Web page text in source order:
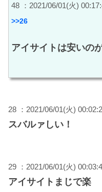
48 ：2021/06/01(火)
>>26
アイサイトは安いの
28 ：2021/06/01(火)
スバルァしい！
29 ：2021/06/01(火)
アイサイトまじで楽